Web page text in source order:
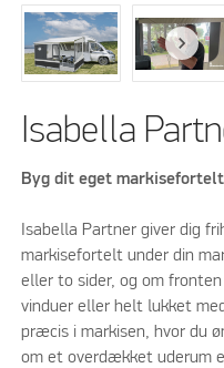
Isabella
Byg dit eget
Isabella Partner giver dig
markisefortelt under din
eller to sider, og om
vinduer eller helt lukket
præcis i markisen, hvor du
om et overdækket uderum